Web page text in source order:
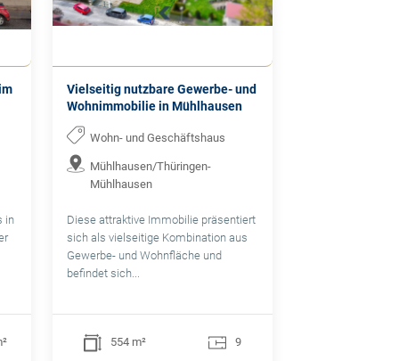
in
Vielseitig nutzbare Gewerbe- und
Wohnimmobilie in Mühlhausen
Wohn- und Geschäftshaus
Mühlhausen/Thüringen-
Mühlhausen
Diese attraktive Immobilie präsentiert
sich als vielseitige Kombination aus
Gewerbe- und Wohnfläche und
befindet sich...
554 m² 9